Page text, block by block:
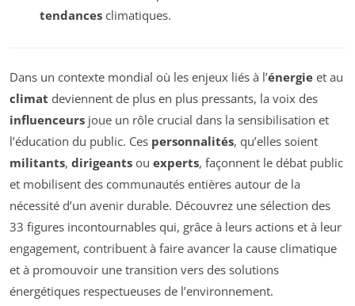
tendancesclimatiques.
Dans un contexte mondial où les enjeux liés à l’énergie et au
climat deviennent de plus en plus pressants, la voix des
influenceurs joue un rôle crucial dans la sensibilisation et
l’éducation du public. Ces personnalités, qu’elles soient
militants, dirigeants ou experts, façonnent le débat public
et mobilisent des communautés entières autour de la
nécessité d’un avenir durable. Découvrez une sélection des
33 figures incontournables qui, grâce à leurs actions et à leur
engagement, contribuent à faire avancer la cause climatique
et à promouvoir une transition vers des solutions
énergétiques respectueuses de l’environnement.